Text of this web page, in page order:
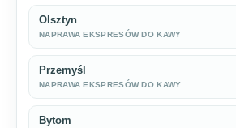
Olsztyn
NAPRAWA EKSPRESÓW DO KAWY
Przemyśl
NAPRAWA EKSPRESÓW DO KAWY
Bytom